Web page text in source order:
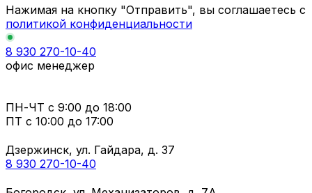
Нажимая на кнопку "Отправить", вы соглашаетесь с
политикой конфиденциальности
8 930 270-10-40
офис менеджер
ПН-ЧТ с 9:00 до 18:00
ПТ с 10:00 до 17:00
Дзержинск, ул. Гайдара, д. 37
8 930 270-10-40